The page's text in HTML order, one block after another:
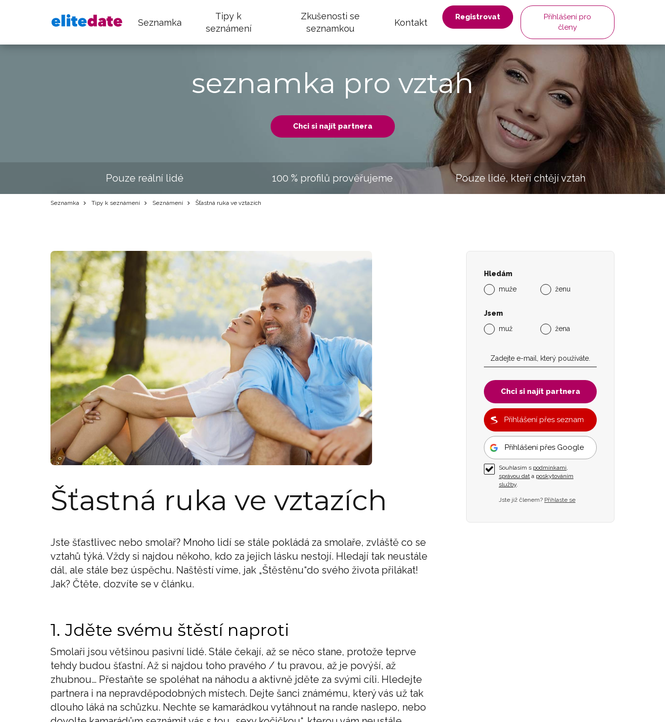
Seznamka
Tipy k
seznámení
Zkušenosti se
seznamkou
Kontakt
Registrovat
Přihlášení pro
členy
seznamka pro vztah
Chci si najít partnera
Pouze reální lidé 100 % profilů prověřujeme Pouze lidé, kteří chtějí vztah
Seznamka Tipy k seznámení Seznámení Šťastná ruka ve vztazích
Šťastná ruka ve vztazích
Jste šťastlivec nebo smolař? Mnoho lidí se stále pokládá za smolaře, zvláště co se
vztahů týká. Vždy si najdou někoho, kdo za jejich lásku nestojí. Hledají tak neustále
dál, ale stále bez úspěchu. Naštěstí víme, jak „Štěstěnu“do svého života přilákat!
Jak? Čtěte, dozvíte se v článku.
1. Jděte svému štěstí naproti
Smolaři jsou většinou pasivní lidé. Stále čekají, až se něco stane, protože teprve
tehdy budou šťastní. Až si najdou toho pravého / tu pravou, až je povýší, až
zhubnou… Přestaňte se spoléhat na náhodu a aktivně jděte za svými cíli. Hledejte
partnera i na nepravděpodobných místech. Dejte šanci známému, který vás už tak
dlouho láká na schůzku. Nechte se kamarádkou vytáhnout na rande naslepo, nebo
Hledám
muže
ženu
Jsem
muž
žena
Chci si najít partnera
Přihlášení přes seznam
Přihlášení přes Google
Souhlasím s podmínkami,
správou dat a poskytováním
služby.
Jste již členem? Přihlaste se